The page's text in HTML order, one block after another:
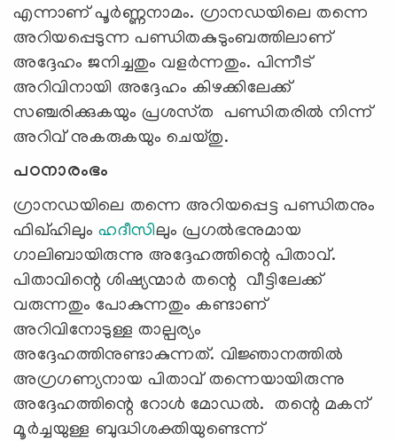
എന്നാണ് പൂര്‍ണ്ണനാമം. ഗ്രാനഡയിലെ തന്നെ
അറിയപ്പെടുന്ന പണ്ഡിതകുടുംബത്തിലാണ്
അദ്ദേഹം ജനിച്ചതും വളർന്നതും. പിന്നീട്
അറിവിനായി അദ്ദേഹം കിഴക്കിലേക്ക്
സഞ്ചരിക്കുകയും പ്രശസ്‌ത പണ്ഡിതരിൽ നിന്ന്
അറിവ് നുകരുകയും ചെയ്തു.
പഠനാരംഭം
ഗ്രാനഡയിലെ തന്നെ അറിയപ്പെട്ട പണ്ഡിതനും
ഫിഖ്‌ഹിലും ഹദീസിലും പ്രഗല്‍ഭനുമായ
ഗാലിബായിരുന്നു അദ്ദേഹത്തിന്റെ പിതാവ്.
പിതാവിന്റെ ശിഷ്യന്മാര്‍ തന്റെ വീട്ടിലേക്ക്
വരുന്നതും പോകുന്നതും കണ്ടാണ്
അറിവിനോടുള്ള താല്പര്യം
അദ്ദേഹത്തിനുണ്ടാകുന്നത്. വിജ്ഞാനത്തിൽ
അഗ്രഗണ്യനായ പിതാവ് തന്നെയായിരുന്നു
അദ്ദേഹത്തിന്റെ റോൾ മോഡൽ. തന്റെ മകന്
മൂർച്ചയുള്ള ബുദ്ധിശക്തിയുണ്ടെന്ന്